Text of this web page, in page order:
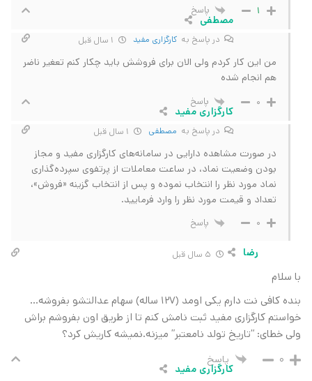
1 پاسخ
مصطفی
در پاسخ به کارگزاری مفید
من این کار کردم ولی الان برای فروشش باید چکار کنم تعغیر ناضر
هم انجام شده
0 پاسخ
کارگزاری مفید
در پاسخ به مصطفی
در صورت مشاهده دارایی در سامانه‌های کارگزاری مفید و مجاز
بودن وضعیت نماد، در ساعت معاملات از پرتفوی سپرده‌گذاری
نماد مورد نظر را انتخاب نموده و پس از انتخاب گزینه «فروش»،
تعداد و قیمت مورد نظر را وارد فرمایید.
0 پاسخ
رضا
با سلام
بنده کافی نت دارم یکی اومد (۱۲۷ ساله) سهام عدالتشو بفروشه…
خواستم کارگزاری مفید ثبت نامش کنم تا از طریق اون بفروشم براش
ولی خطای: “تاریخ تولد نامعتبر” میزنه.نمیشه کاریش کرد؟
0 پاسخ
کارگزاری مفید